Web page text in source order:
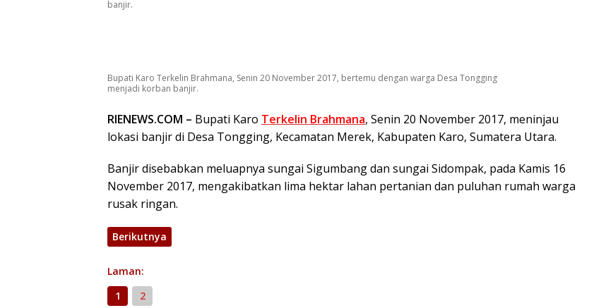
banjir.
Bupati Karo Terkelin Brahmana, Senin 20 November 2017, bertemu dengan warga Desa Tongging
menjadi korban banjir.
RIENEWS.COM – Bupati Karo Terkelin Brahmana, Senin 20 November 2017, meninjau
lokasi banjir di Desa Tongging, Kecamatan Merek, Kabupaten Karo, Sumatera Utara.
Banjir disebabkan meluapnya sungai Sigumbang dan sungai Sidompak, pada Kamis 16
November 2017, mengakibatkan lima hektar lahan pertanian dan puluhan rumah warga
rusak ringan.
Berikutnya
Laman:
1
2